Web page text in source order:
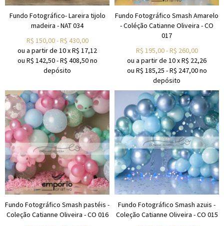
Fundo Fotográfico- Lareira tijolo
madeira - NAT 034
R$ 150,00-R$ 430,00
ou a partir de 10xR$ 17,12
ou R$ 142,50-R$ 408,50no
depósito
Fundo Fotográfico Smash Amarelo
- Coléção Catianne Oliveira - CO
017
R$ 195,00-R$ 260,00
ou a partir de 10xR$ 22,26
ou R$ 185,25 -R$ 247,00no
depósito
Fundo Fotográfico Smash pastéis -
Coleção Catianne Oliveira - CO 016
Fundo Fotográfico Smash azuis -
Coleção Catianne Oliveira - CO 015